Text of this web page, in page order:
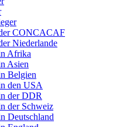
CONCACAF
Niederlande
Afrika
Asien
Belgien
den USA
der DDR
der Schweiz
Deutschland